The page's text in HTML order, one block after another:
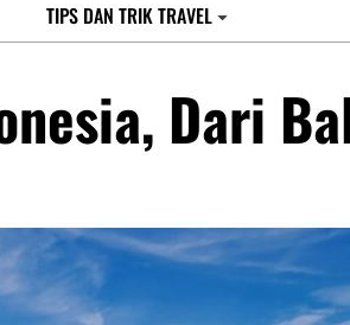
TIPS DAN TRIK TRAVEL
Dari